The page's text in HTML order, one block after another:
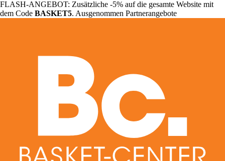
FLASH-ANGEBOT: Zusätzliche -5% auf die gesamte Website mit
dem Code BASKET5. Ausgenommen Partnerangebote